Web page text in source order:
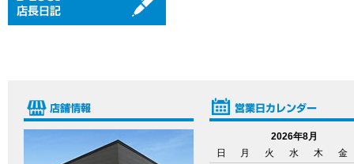
2026年8月
日
月 火 水 木 金